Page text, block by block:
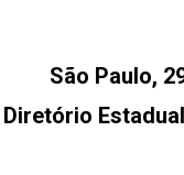
São Paulo,
Diretório